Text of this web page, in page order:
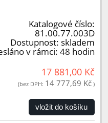
Katalogové číslo:
81.00.77.003D
Dostupnost: skladem
v rámci: 48 hodin
17 881,00 Kč
(bez DPH: 14 777,69 Kč )
vložit do košíku